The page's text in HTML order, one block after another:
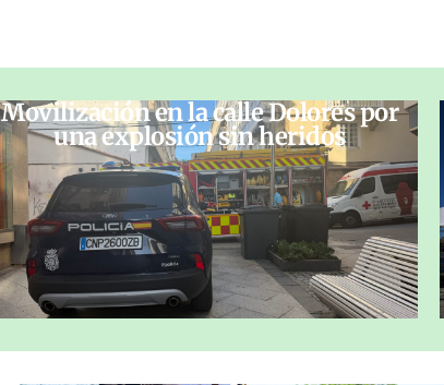
Movilización en la calle Dolores por
una explosión sin heridos